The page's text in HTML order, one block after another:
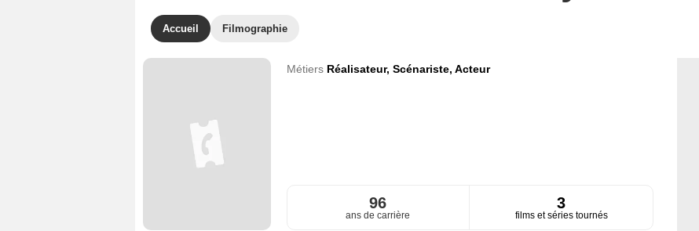
Accueil Filmographie
Métiers Réalisateur, Scénariste, Acteur
96
ans de carrière
3
films et séries tournés